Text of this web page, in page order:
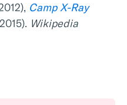
Camp X-Ray
Wikipedia